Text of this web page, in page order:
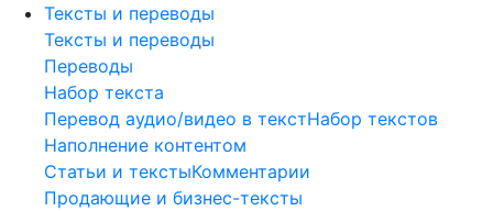
Тексты и переводы
Тексты и переводы
Переводы
Набор текста
Перевод аудио/видео в текстНабор текстов
Наполнение контентом
Статьи и текстыКомментарии
Продающие и бизнес-тексты